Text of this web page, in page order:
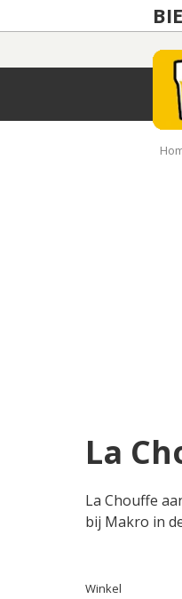
La
La Chouffe
bij Makro in
Winkel